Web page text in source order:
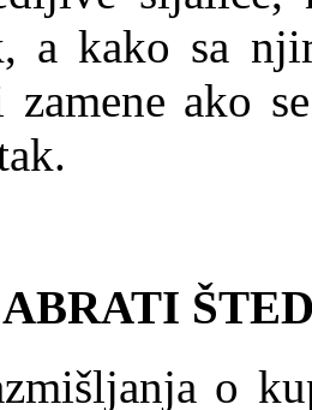
a kako sa
zamene ako
o